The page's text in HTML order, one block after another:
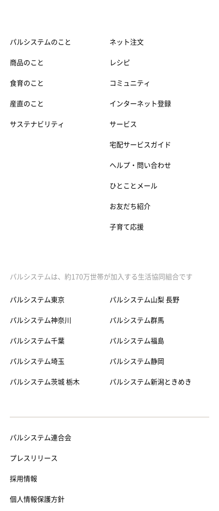
パルシステムのこと
商品のこと
食育のこと
産直のこと
サステナビリティ
ネット注文
レシピ
コミュニティ
インターネット登録
サービス
宅配サービスガイド
ヘルプ・問い合わせ
ひとことメール
お友だち紹介
子育て応援
パルシステムは、約170万世帯が加入する生活協同組合です
パルシステム東京
パルシステム神奈川
パルシステム千葉
パルシステム埼玉
パルシステム茨城 栃木
パルシステム山梨 長野
パルシステム群馬
パルシステム福島
パルシステム静岡
パルシステム新潟ときめき
パルシステム連合会
プレスリリース
採用情報
個人情報保護方針